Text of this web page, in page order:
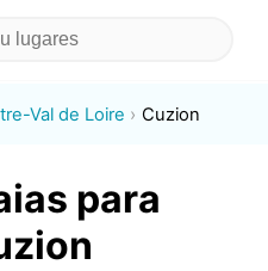
Val de Loire Cuzion
para